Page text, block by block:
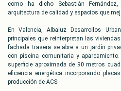
como ha dicho Sebastián
arquitectura de calidad y espacios que
En Valencia, Albaluz Desarrollos
principales que reinterpretan las
fachada trasera se abre a un jardín
con piscina comunitaria y
superficie aproximada de 90 metros
eficiencia energética incorporando
producción de ACS.